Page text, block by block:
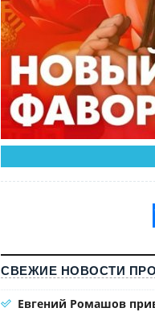
СВЕЖИЕ НОВОСТИ
Евгений Ромашов